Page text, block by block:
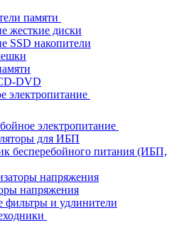
памяти
жесткие диски
SSD накопители
DVD
электропитание
электропитание
для ИБП
бесперебойного питания (ИБП,
напряжения
напряжения
фильтры и удлинители